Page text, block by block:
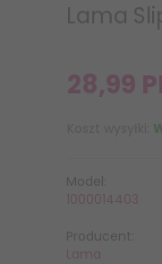
Lama
28,99
Model:
1000014403
Producent:
Lama